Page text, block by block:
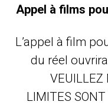
Appel à films
L’appel à film
du réel
VEUILLEZ
LIMITES